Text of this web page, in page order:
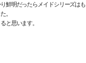
鮮明だったらメイドシリーズはも
。
と思います。